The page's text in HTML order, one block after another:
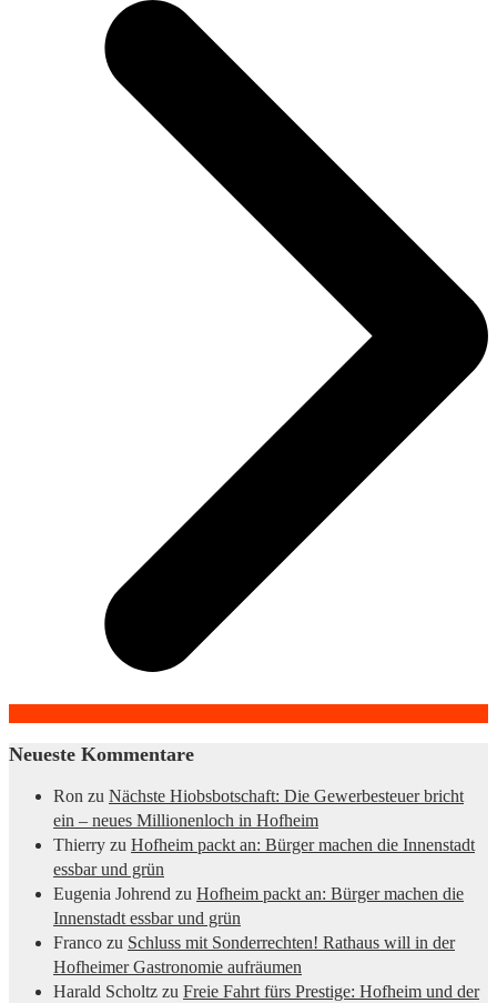
Neueste Kommentare
Ron zu Nächste Hiobsbotschaft: Die Gewerbesteuer bricht
ein – neues Millionenloch in Hofheim
Thierry zu Hofheim packt an: Bürger machen die Innenstadt
essbar und grün
Eugenia Johrend zu Hofheim packt an: Bürger machen die
Innenstadt essbar und grün
Franco zu Schluss mit Sonderrechten! Rathaus will in der
Hofheimer Gastronomie aufräumen
Harald Scholtz zu Freie Fahrt fürs Prestige: Hofheim und der